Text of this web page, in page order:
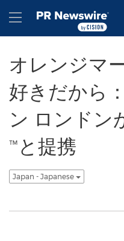
Hamburger menu
オレンジマ
好きだから
ン ロンドン
™と提携
Japan - Japanese